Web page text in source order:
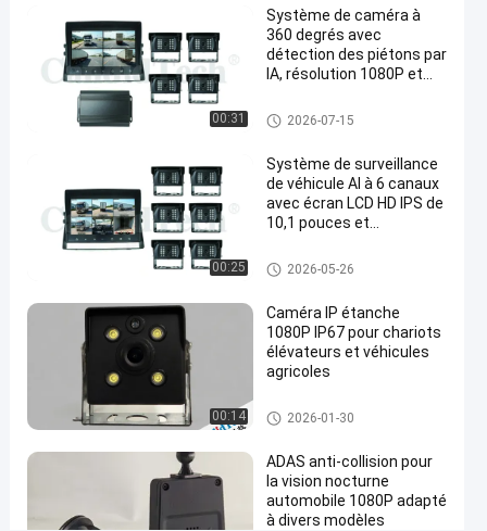
qualité
OEM
2K
231
de vue
Partager
caméra
de
Dash
cachée
00:31
Système de caméra à
360 degrés avec
détection des piétons par
IA, résolution 1080P et
Système de surveillance par c
améra du véhicule
2026-07-15
00:25
Système de surveillance
de véhicule AI à 6 canaux
avec écran LCD HD IPS de
10,1 pouces et
SD de 512 Go pour la
sécurité de la flotte
Système de surveillance par c
améra du véhicule
2026-05-26
00:14
Caméra IP étanche
1080P IP67 pour chariots
élévateurs et véhicules
agricoles
Caméra à portée large
2026-01-30
ADAS anti-collision pour
la vision nocturne
automobile 1080P adapté
à divers modèles